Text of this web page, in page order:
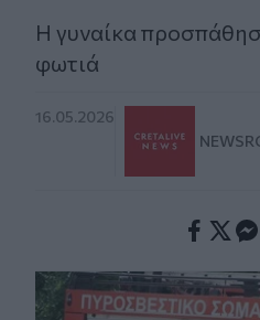
Η γυναίκα
φωτιά
16.05.2026